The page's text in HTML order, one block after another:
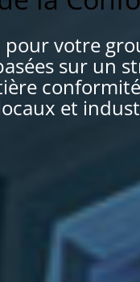
pour votre
sur un
et